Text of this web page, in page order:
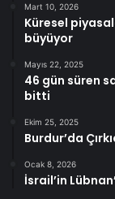
Mart 10, 2026
Küresel
büyüyor
Mayıs 22, 2025
46 gün süren
bitti
Ekim 25, 2025
Burdur’da
Ocak 8, 2026
İsrail’in